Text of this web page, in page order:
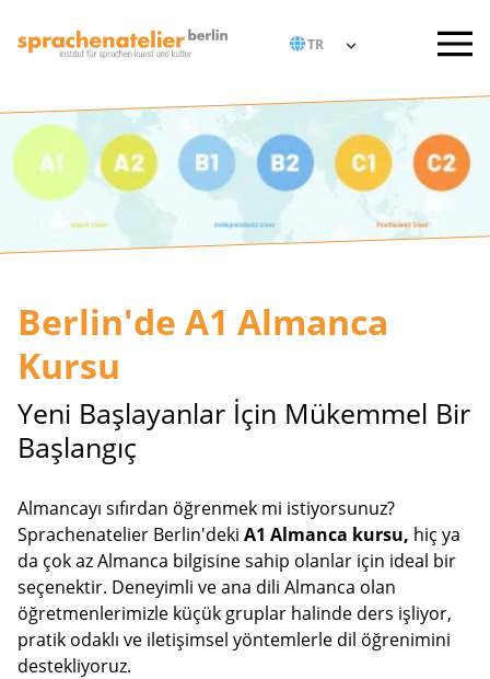
Berlin'de A1 Almanca
Kursu
Yeni Başlayanlar İçin Mükemmel Bir
Başlangıç
Almancayı sıfırdan öğrenmek mi istiyorsunuz?
Sprachenatelier Berlin'deki A1 Almanca kursu, hiç ya
da çok az Almanca bilgisine sahip olanlar için ideal bir
seçenektir. Deneyimli ve ana dili Almanca olan
öğretmenlerimizle küçük gruplar halinde ders işliyor,
pratik odaklı ve iletişimsel yöntemlerle dil öğrenimini
destekliyoruz.